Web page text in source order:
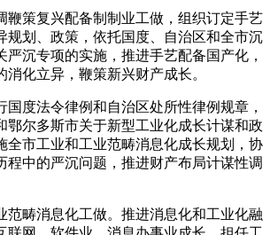
策复兴配备制制业工做，组织订定手艺
规划、政策，依托国度、自治区和全市沉
严沉专项的实施，推进手艺配备国产化，
化立异，鞭策新兴财产成长。
度法令律例和自治区处所性律例规章，
鄂尔多斯市关于新型工业化成长计谋和政
全市工业和工业范畴消息化成长规划，协
程中的严沉问题，推进财产布局计谋性调
畴消息化工做。推进消息化和工业化融